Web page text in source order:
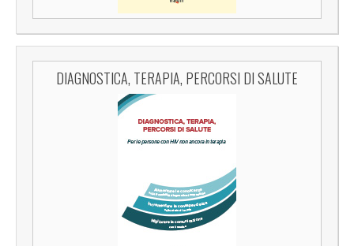
DIAGNOSTICA, TERAPIA, PERCORSI DI SALUTE